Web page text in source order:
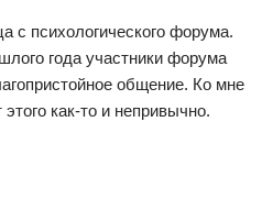
с психологического форума.
года участники форума
общение. Ко мне
как-то и непривычно.